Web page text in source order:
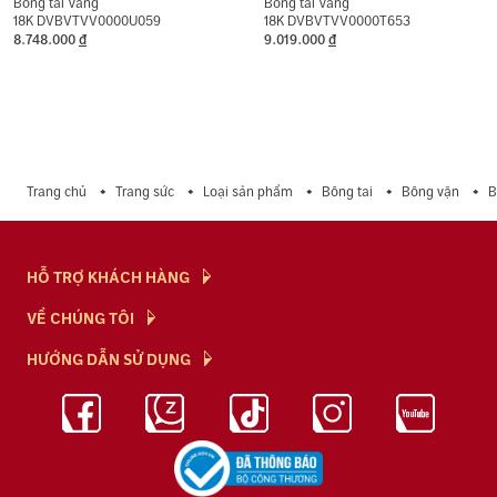
Bông tai Vàng
18K DVBVTVV0000U059
8.748.000 đ
Bông tai Vàng
18K DVBVTVV0000T653
9.019.000 đ
Trang chủ Trang sức Loại sản phẩm Bông tai Bông vặn
HỖ TRỢ KHÁCH HÀNG
Hỏi & Đáp
Chính Sách
Chính Sách Bảo Mật
Bảng Giá Vàng
VỀ CHÚNG TÔI
NTJ Flagship
Cửa hàng
Tuyển Dụng
HƯỚNG DẪN SỬ DỤNG
Bảo Quản Trang Sức
Kiến Thức Kim Cương